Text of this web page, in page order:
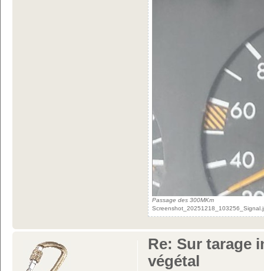
Passage des 300MKm
Re: Sur tarage
végétal